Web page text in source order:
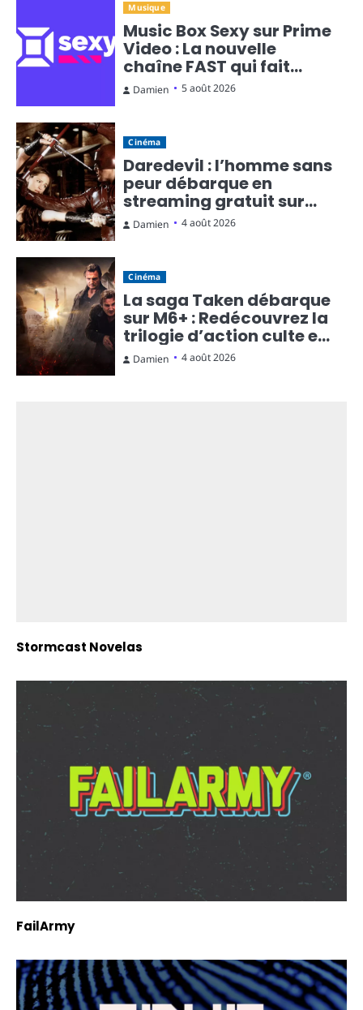
Musique
Music Box Sexy sur Prime
Video : La nouvelle
chaîne FAST qui fait
monter la température
Damien 5 août 2026
Cinéma
Daredevil : l’homme sans
peur débarque en
streaming gratuit sur
Rakuten TV
Damien 4 août 2026
Cinéma
La saga Taken débarque
sur M6+ : Redécouvrez la
trilogie d’action culte en
streaming gratuit
Damien 4 août 2026
Stormcast Novelas
FailArmy